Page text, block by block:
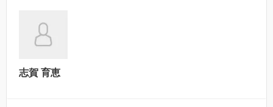
志賀 育恵